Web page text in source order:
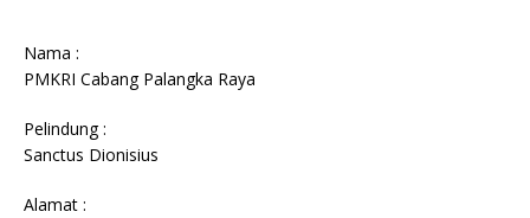
Nama :
PMKRI Cabang Palangka Raya
Pelindung :
Sanctus Dionisius
Alamat :